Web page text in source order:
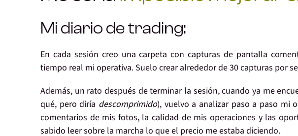
Mi diario de trading:
En cada sesión creo una carpeta concapturas de pantalla
tiempo real mi operativa. Suelo crear alrededor de 30 capturas por
Además, un rato después de terminarla sesión, cuando ya me
qué, pero diría descomprimido), vuelvo a analizar paso a paso mi
comentarios de mis fotos, la calidad de mis operaciones y las
sabido leer sobre la marcha lo que el precio me estaba diciendo.